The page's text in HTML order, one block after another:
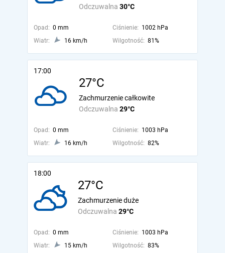
Odczuwalna 30°C
Opad: 0 mm Ciśnienie: 1002 hPa
Wiatr:
16 km/h Wilgotność: 81%
17:00
27°C
Odczuwalna 29°C
Zachmurzenie całkowite
Opad: 0 mm Ciśnienie: 1003 hPa
Wiatr:
16 km/h Wilgotność: 82%
18:00
27°C
Odczuwalna 29°C
Zachmurzenie duże
Opad: 0 mm Ciśnienie: 1003 hPa
Wiatr:
15 km/h Wilgotność: 83%